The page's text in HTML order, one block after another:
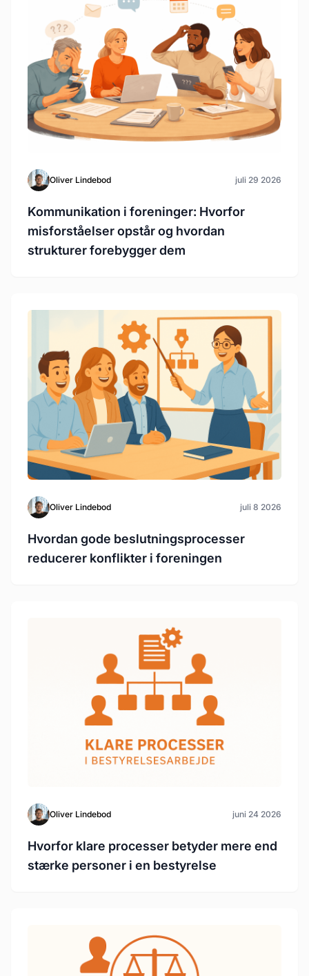
Oliver Lindebod juli 29 2026
Kommunikation i foreninger: Hvorfor
misforståelser opstår og hvordan
strukturer forebygger dem
Oliver Lindebod juli 8 2026
Hvordan gode beslutningsprocesser
reducerer konflikter i foreningen
Oliver Lindebod juni 24 2026
Hvorfor klare processer betyder mere end
stærke personer i en bestyrelse